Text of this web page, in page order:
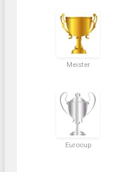
Meister
Eurocup